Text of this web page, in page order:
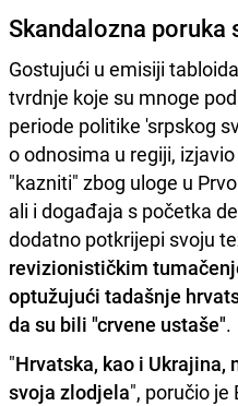
Skandalozna poruka
Gostujući u emisiji tabloida
tvrdnje koje su mnoge
periode politike 'srpskog
o odnosima u regiji,
"kazniti" zbog uloge u
ali i događaja s početka
dodatno potkrijepi svoju
revizionističkim
optužujući tadašnje
da su bili "crvene ustaše".
"Hrvatska, kao i
svoja zlodjela", poručio je